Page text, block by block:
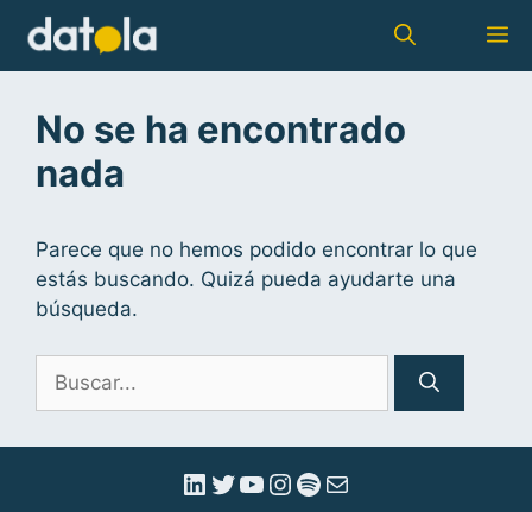
No se ha encontrado
nada
Parece que no hemos podido encontrar lo que
estás buscando. Quizá pueda ayudarte una
búsqueda.